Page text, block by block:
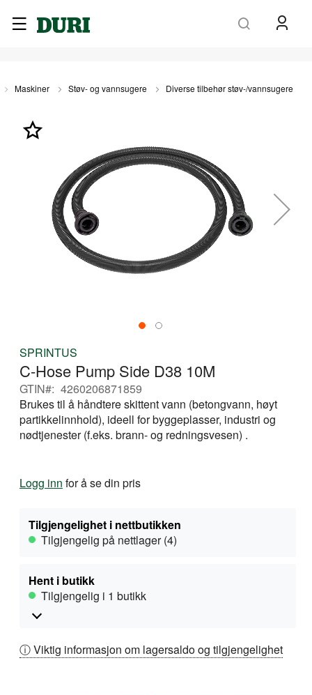
Maskiner Støv- og vannsugere Diverse tilbehør støv-/vannsugere
slutten
begynnelsen
bildegalleri
SPRINTUS
C-Hose Pump Side D38 10M
GTIN
4260206871859
Brukes til å håndtere skittent vann (betongvann, høyt
partikkelinnhold), ideell for byggeplasser, industri og
nødtjenester (f.eks. brann- og redningsvesen) .
Logg inn for å se din pris
Tilgjengelighet i nettbutikken
Tilgjengelig på nettlager (4)
Hent i butikk
Tilgjengelig i 1 butikk
ⓘ Viktig informasjon om lagersaldo og tilgjengelighet